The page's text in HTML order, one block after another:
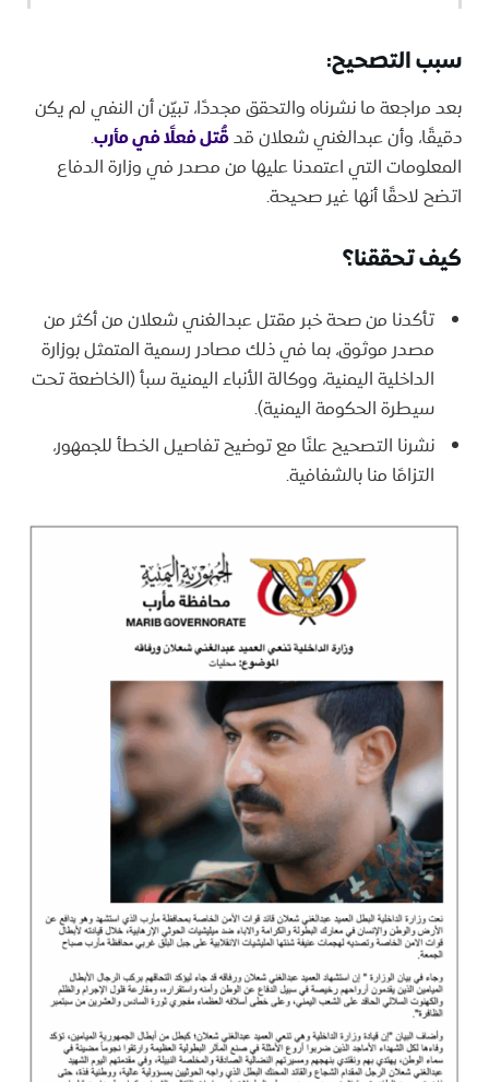
سبب التصحيح:
بعد مراجعة ما نشرناه والتحقق مجددًا، تبيّن أن النفي لم يكن
دقيقًا، وأن عبدالغني شعلان قدقُتل فعلًا في مأرب.
المعلومات التي اعتمدنا عليها من مصدر في وزارة الدفاع
اتضح لاحقًا أنها غير صحيحة.
كيف تحققنا؟
تأكدنا من صحة خبر مقتل عبدالغني شعلان من أكثر من
مصدر موثوق، بما في ذلك مصادر رسمية المتمثل بوزارة
الداخلية اليمنية، ووكالة الأنباء اليمنية سبأ (الخاضعة تحت
سيطرة الحكومة اليمنية).
نشرنا التصحيح علنًا مع توضيح تفاصيل الخطأ للجمهور،
التزامًا منا بالشفافية.